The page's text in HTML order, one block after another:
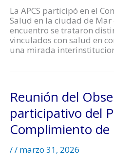
La APCS participó en el
Salud en la ciudad de Mar
encuentro se trataron
vinculados con salud en
una mirada
Reunión del
participativo del
Complimiento de
// marzo 31, 2026